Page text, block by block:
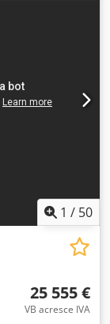
1 / 50
25 555 €
VB acresce IVA